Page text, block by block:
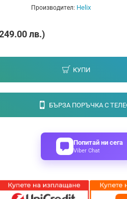
Производител: Helix
лв.)
КУПИ
БЪРЗА ПОРЪЧКА С
Попитай ни сега
Viber Chat